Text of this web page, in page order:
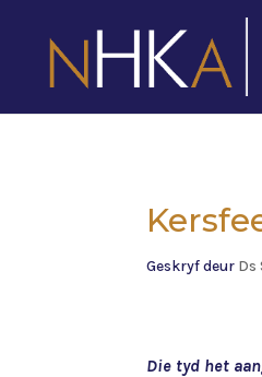
Geskryf deur Ds
Die tyd het